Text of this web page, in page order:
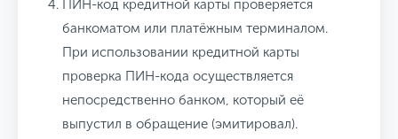
ПИН-код кредитной карты проверяется
банкоматом или платёжным терминалом.
При использовании кредитной карты
проверка ПИН-кода осуществляется
непосредственно банком, который её
выпустил в обращение (эмитировал).